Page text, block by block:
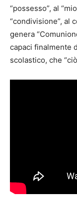
“possesso”, al
“condivisione”, al
genera
capaci finalmente
scolastico, che